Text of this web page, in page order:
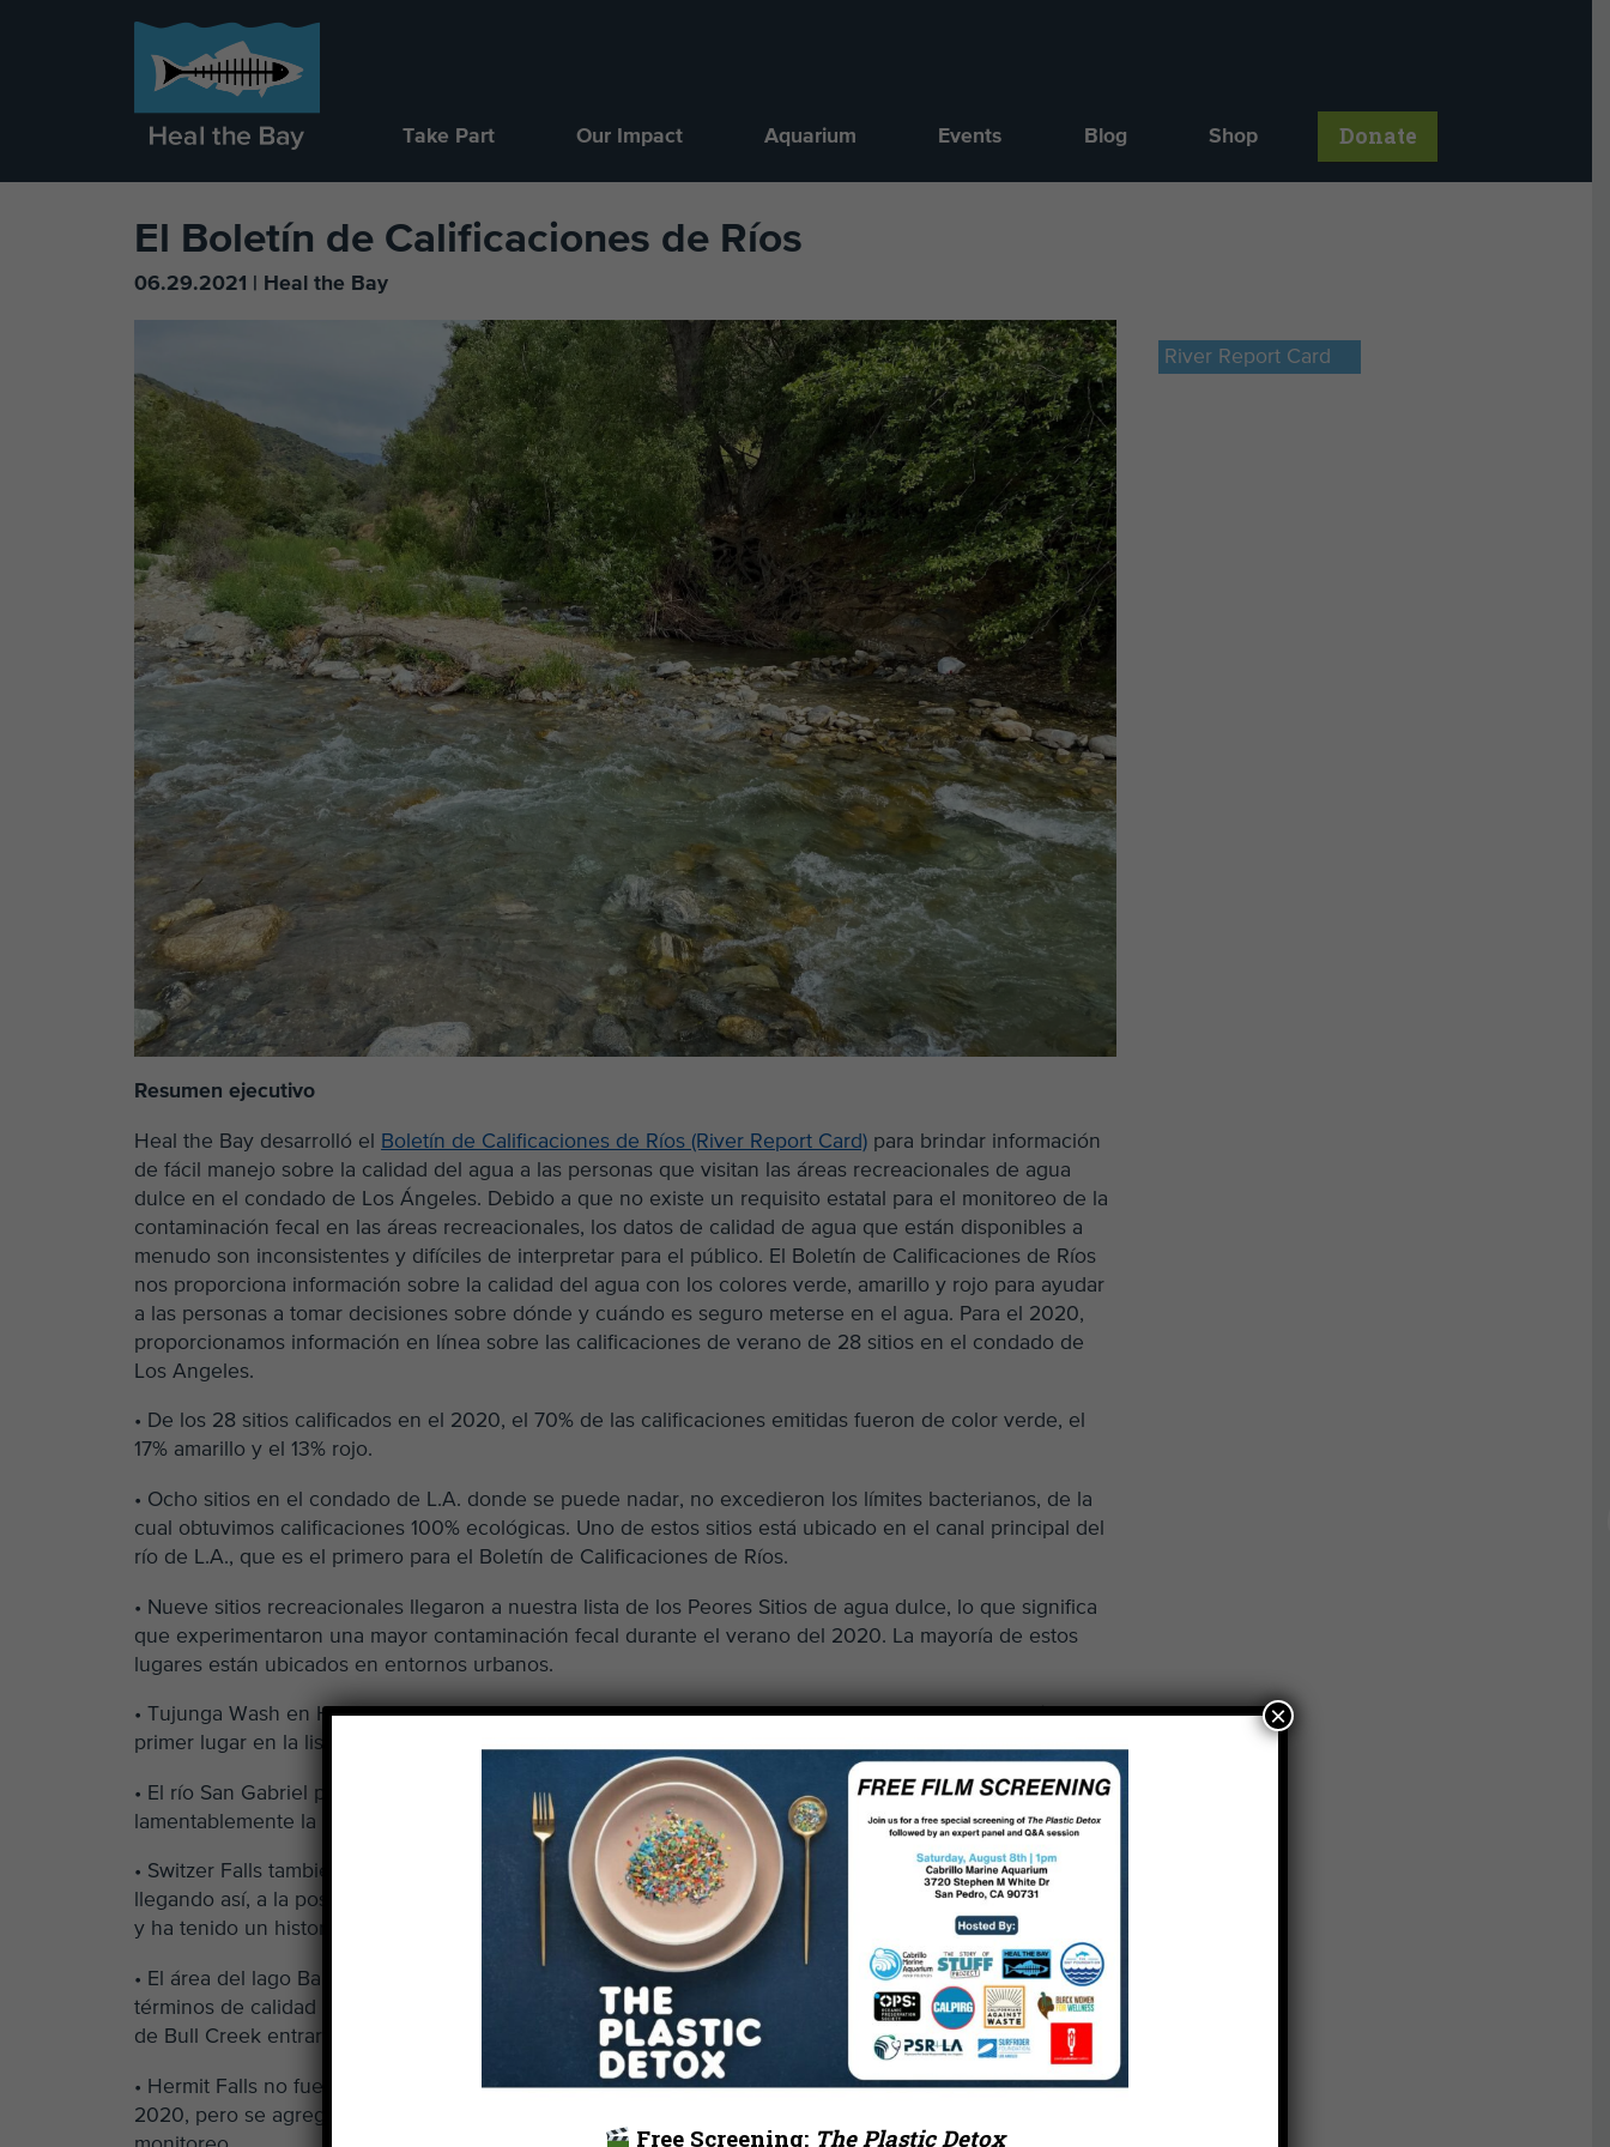
Take Part Our Impact Aquarium Events Blog Shop Donate
El Boletín de Calificaciones de Ríos
06.29.2021 | Heal the Bay
River Report Card
Resumen ejecutivo
Heal the Bay desarrolló el Boletín de Calificaciones de Ríos (River Report Card) para brindar información
de fácil manejo sobre la calidad del agua a las personas que visitan las áreas recreacionales de agua
dulce en el condado de Los Ángeles. Debido a que no existe un requisito estatal para el monitoreo de la
contaminación fecal en las áreas recreacionales, los datos de calidad de agua que están disponibles a
menudo son inconsistentes y difíciles de interpretar para el público. El Boletín de Calificaciones de Ríos
nos proporciona información sobre la calidad del agua con los colores verde, amarillo y rojo para ayudar
a las personas a tomar decisiones sobre dónde y cuándo es seguro meterse en el agua. Para el 2020,
proporcionamos información en línea sobre las calificaciones de verano de 28 sitios en el condado de
Los Angeles.
• De los 28 sitios calificados en el 2020, el 70% de las calificaciones emitidas fueron de color verde, el
17% amarillo y el 13% rojo.
• Ocho sitios en el condado de L.A. donde se puede nadar, no excedieron los límites bacterianos, de la
cual obtuvimos calificaciones 100% ecológicas. Uno de estos sitios está ubicado en el canal principal del
río de L.A., que es el primero para el Boletín de Calificaciones de Ríos.
• Nueve sitios recreacionales llegaron a nuestra lista de los Peores Sitios de agua dulce, lo que significa
que experimentaron una mayor contaminación fecal durante el verano del 2020. La mayoría de estos
lugares están ubicados en entornos urbanos.
• Tujunga Wash en Hansen Dam sigue teniendo problemas con la calidad del agua, lo que le valió el
primer lugar en la lista de los Peores Sitios de agua dulce por tercer año consecutivo.
• El río San Gabriel por debajo de la convergencia de las bifurcaciones norte y oeste, fue
lamentablemente la primera falta que tiene esta cuenca en el Boletín de Calificaciones del Ríos.
• Switzer Falls también hizo una aparición sorpresa en la lista de los Peores Sitios de agua dulce,
llegando así, a la posición número nueve. Este sitio donde se puede nadar está ubicado en las montañas
y ha tenido un historial de buena calidad de agua.
• El área del lago Balboa en la parte alta de la cuenca del río L.A. tuvo otro año decepcionante en
términos de calidad de agua. La rampa para botes de Lake Balboa, la salida de Lake Balboa y el arroyo
de Bull Creek entraron en nuestra lista de los Peores Sitios de agua dulce.
• Hermit Falls no fue monitoreado por LASAN (LA Saneamiento y Medio Ambiente) en el verano del
2020, pero se agregó el arroyo de Big Tujunga Creek en el sector de Vogel Flats como un lugar de
Free Screening: The Plastic Detox
×